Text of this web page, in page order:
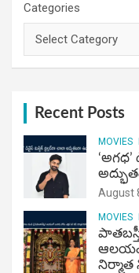
Categories
Recent Posts
MOVIES
August
MOVIES
నిర్మాత